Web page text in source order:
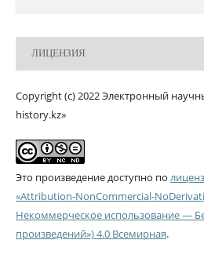
ЛИЦЕНЗИЯ
Copyright (c) 2022 Электронный
history.kz»
Это произведение доступно по
«Attribution-NonCommercial-
Некоммерческое использование —
произведений») 4.0 Всемирная.